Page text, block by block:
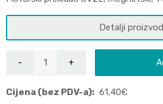
Detalji
Cijena (bez PDV-a): 61,40€